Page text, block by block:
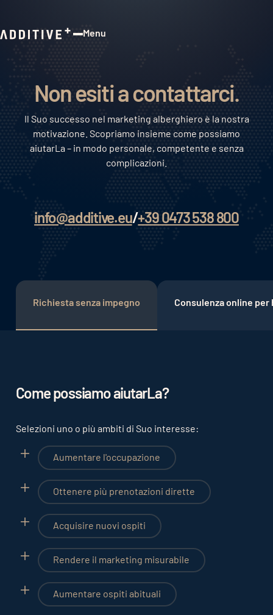
Menu
Non esiti a contattarci.
Il Suo successo nel marketing alberghiero è la nostra
motivazione. Scopriamo insieme come possiamo
aiutarLa – in modo personale, competente e senza
complicazioni.
info@additive.eu/+39 0473 538 800
Richiesta senza impegno Consulenza online per
Come possiamo aiutarLa?
Selezioni uno o più ambiti di Suo interesse:
Aumentare l'occupazione
Ottenere più prenotazioni dirette
Acquisire nuovi ospiti
Rendere il marketing misurabile
Aumentare ospiti abituali